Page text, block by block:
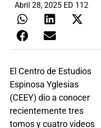
Abril 28, 2025 ED 112
El Centro de Estudios
Espinosa Yglesias
(CEEY) dio a conocer
recientemente tres
tomos y cuatro videos